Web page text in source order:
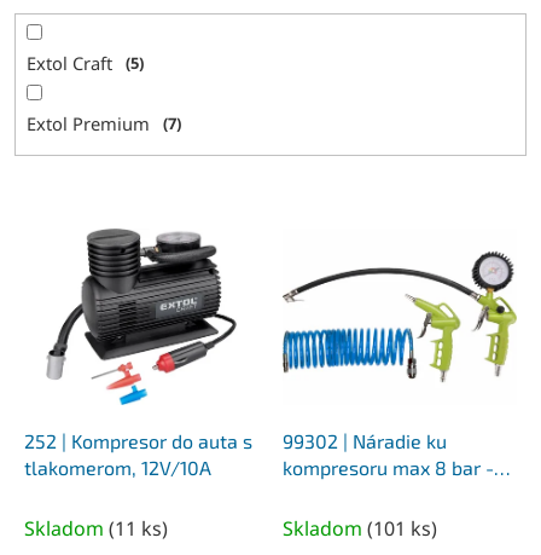
Extol Craft 5
Extol Premium 7
252 | Kompresor do auta s
tlakomerom, 12V/10A
Skladom (11 ks)
99302 | Náradie ku
kompresoru max 8 bar -
Skladom (101 ks)